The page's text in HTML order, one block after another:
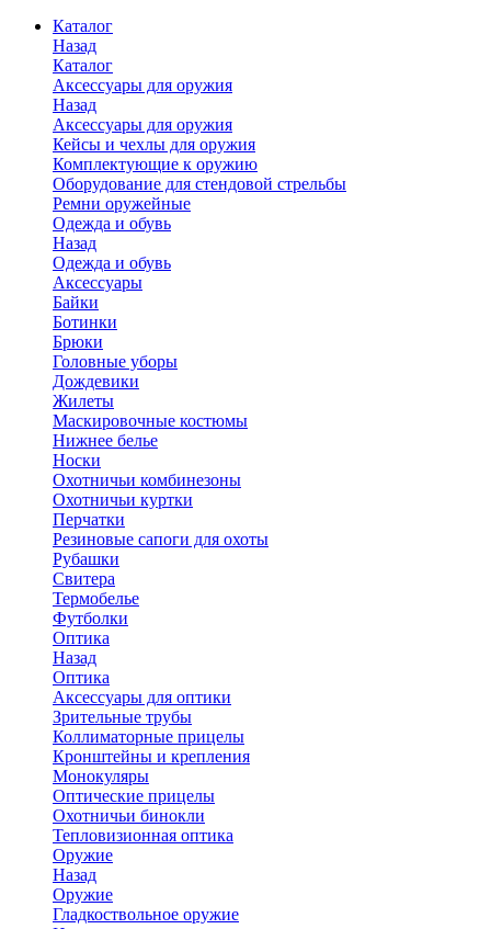
Каталог
Назад
Каталог
Аксессуары для оружия
Назад
Аксессуары для оружия
Кейсы и чехлы для оружия
Комплектующие к оружию
Оборудование для стендовой стрельбы
Ремни оружейные
Одежда и обувь
Назад
Одежда и обувь
Аксессуары
Байки
Ботинки
Брюки
Головные уборы
Дождевики
Жилеты
Маскировочные костюмы
Нижнее белье
Носки
Охотничьи комбинезоны
Охотничьи куртки
Перчатки
Резиновые сапоги для охоты
Рубашки
Свитера
Термобелье
Футболки
Оптика
Назад
Оптика
Аксессуары для оптики
Зрительные трубы
Коллиматорные прицелы
Кронштейны и крепления
Монокуляры
Оптические прицелы
Охотничьи бинокли
Тепловизионная оптика
Оружие
Назад
Оружие
Гладкоствольное оружие